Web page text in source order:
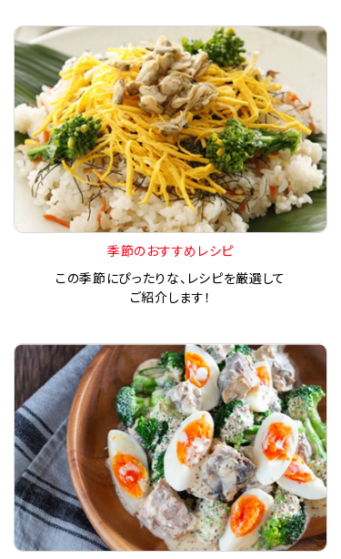
季節のおすすめレシピ
この季節にぴったりな、レシピを厳選して
ご紹介します！